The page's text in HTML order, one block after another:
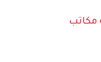
مكاتب